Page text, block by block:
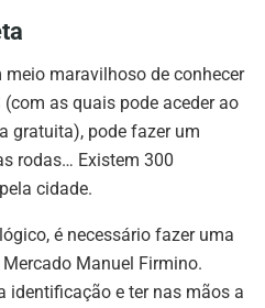
maravilhoso de conhecer
(com as quais pode aceder ao
gratuita), pode fazer um
rodas… Existem 300
cidade.
é necessário fazer uma
Manuel Firmino.
identificação e ter nas mãos a